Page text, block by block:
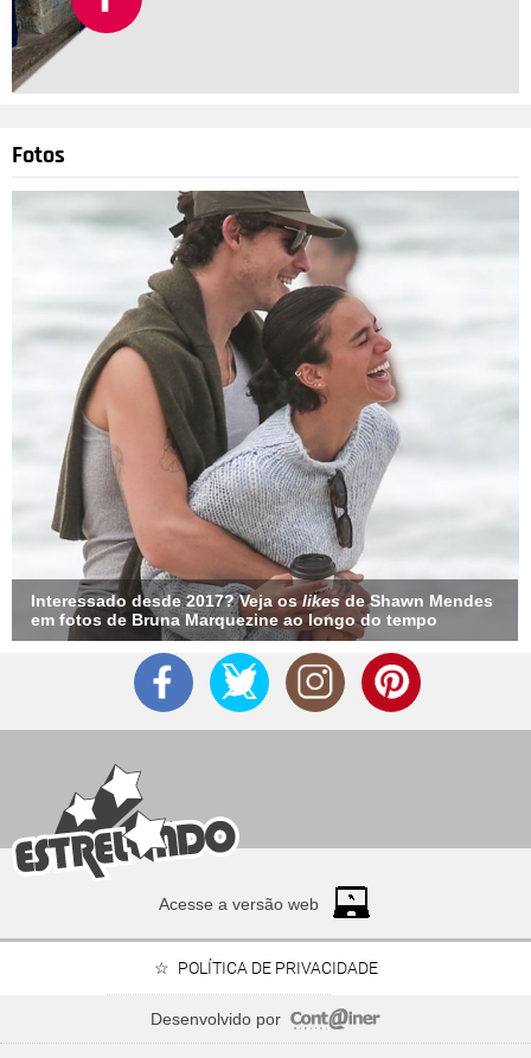
Fotos
Interessado desde 2017? Veja oslikesde Shawn Mendes
em fotos de Bruna Marquezine ao longo do tempo
Acesse a versão web
POLÍTICA DE PRIVACIDADE
Desenvolvido por